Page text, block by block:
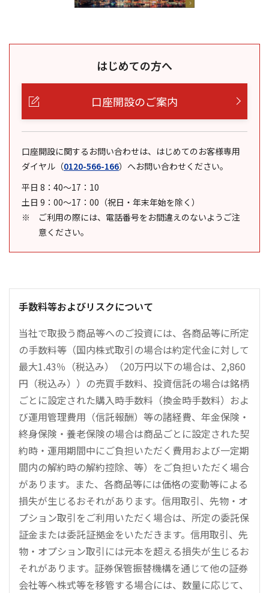
はじめての方へ
口座開設のご案内
口座開設に関するお問い合わせは、はじめてのお客様専用
ダイヤル （0120-566-166） へお問い合わせください。
平日 8：40～17：10
土日 9：00～17：00（祝日・年末年始を除く）
ご利用の際には、電話番号をお間違えのないようご注
意ください。
手数料等およびリスクについて
当社で取扱う商品等へのご投資には、各商品等に所定
の手数料等（国内株式取引の場合は約定代金に対して
最大1.43％（税込み）（20万円以下の場合は、2,860
円（税込み））の売買手数料、投資信託の場合は銘柄
ごとに設定された購入時手数料（換金時手数料）およ
び運用管理費用（信託報酬）等の諸経費、年金保険・
終身保険・養老保険の場合は商品ごとに設定された契
約時・運用期間中にご負担いただく費用および一定期
間内の解約時の解約控除、等）をご負担いただく場合
があります。また、各商品等には価格の変動等による
損失が生じるおそれがあります。信用取引、先物・オ
プション取引をご利用いただく場合は、所定の委託保
証金または委託証拠金をいただきます。信用取引、先
物・オプション取引には元本を超える損失が生じるお
それがあります。証券保管振替機構を通じて他の証券
会社等へ株式等を移管する場合には、数量に応じて、